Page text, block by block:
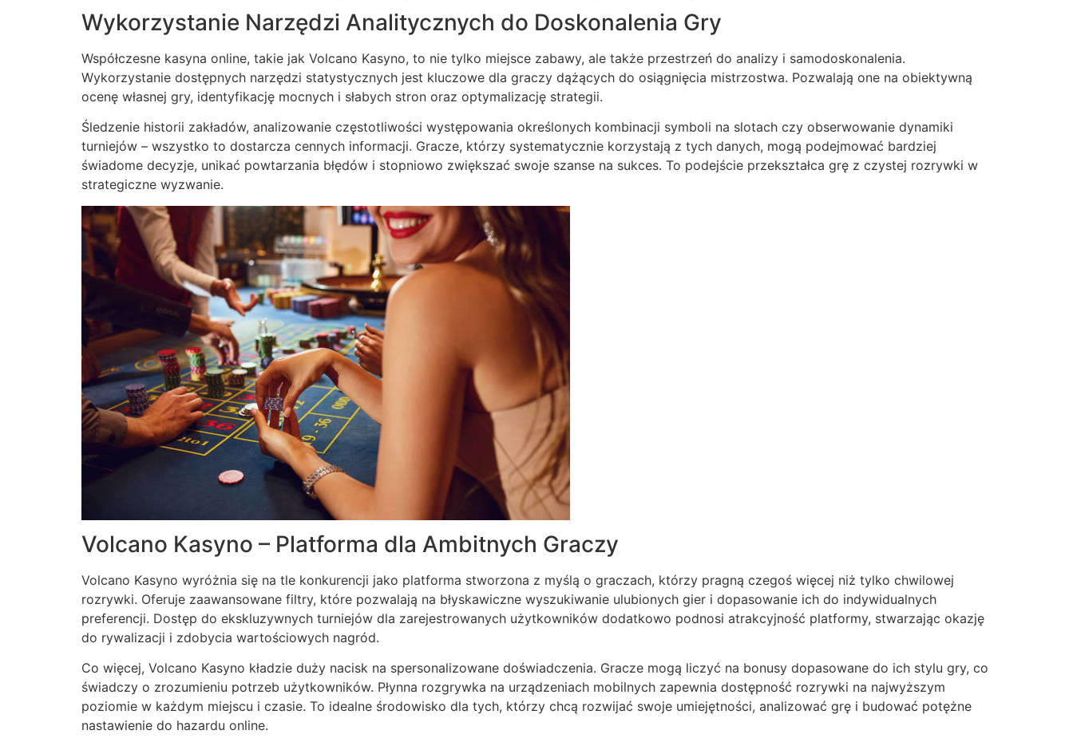
Wykorzystanie Narzędzi Analitycznych do Doskonalenia Gry
Współczesne kasyna online, takie jak Volcano Kasyno, to nie tylko miejsce zabawy, ale także przestrzeń do analizy i samodoskonalenia.
Wykorzystanie dostępnych narzędzi statystycznych jest kluczowe dla graczy dążących do osiągnięcia mistrzostwa. Pozwalają one na obiektywną
ocenę własnej gry, identyfikację mocnych i słabych stron oraz optymalizację strategii.
Śledzenie historii zakładów, analizowanie częstotliwości występowania określonych kombinacji symboli na slotach czy obserwowanie dynamiki
turniejów – wszystko to dostarcza cennych informacji. Gracze, którzy systematycznie korzystają z tych danych, mogą podejmować bardziej
świadome decyzje, unikać powtarzania błędów i stopniowo zwiększać swoje szanse na sukces. To podejście przekształca grę z czystej rozrywki w
strategiczne wyzwanie.
Volcano Kasyno – Platforma dla Ambitnych Graczy
Volcano Kasyno wyróżnia się na tle konkurencji jako platforma stworzona z myślą o graczach, którzy pragną czegoś więcej niż tylko chwilowej
rozrywki. Oferuje zaawansowane filtry, które pozwalają na błyskawiczne wyszukiwanie ulubionych gier i dopasowanie ich do indywidualnych
preferencji. Dostęp do ekskluzywnych turniejów dla zarejestrowanych użytkowników dodatkowo podnosi atrakcyjność platformy, stwarzając okazję
do rywalizacji i zdobycia wartościowych nagród.
Co więcej, Volcano Kasyno kładzie duży nacisk na spersonalizowane doświadczenia. Gracze mogą liczyć na bonusy dopasowane do ich stylu gry, co
świadczy o zrozumieniu potrzeb użytkowników. Płynna rozgrywka na urządzeniach mobilnych zapewnia dostępność rozrywki na najwyższym
poziomie w każdym miejscu i czasie. To idealne środowisko dla tych, którzy chcą rozwijać swoje umiejętności, analizować grę i budować potężne
nastawienie do hazardu online.